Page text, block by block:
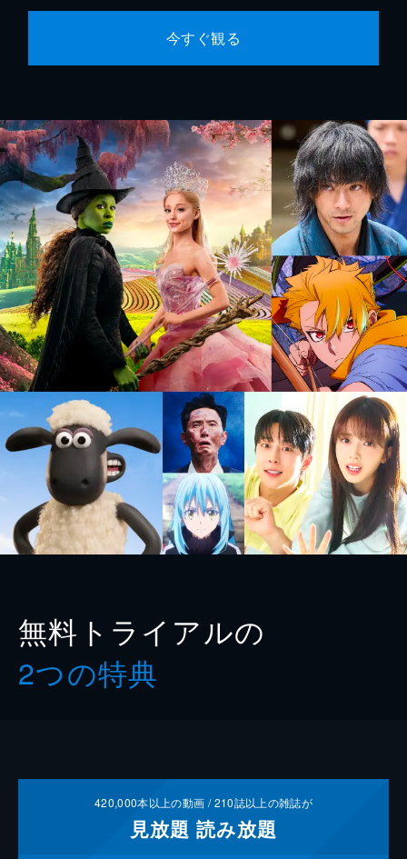
今すぐ観る
無料トライアルの
2つの特典
420,000本以上の動画 /210誌以上の雑誌が
見放題 読み放題